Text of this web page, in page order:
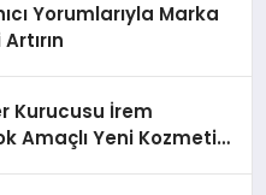
Yorumlarıyla Marka
Kurucusu İrem
Amaçlı Yeni Kozmetik